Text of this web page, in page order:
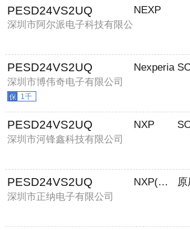
PESD24VS2UQ
深圳市阿尔派电子科技有限公
NEXP
PESD24VS2UQ
深圳市博伟奇电子有限公司
1千
Nexperia
PESD24VS2UQ
深圳市河锋鑫科技有限公司
NXP
PESD24VS2UQ
深圳市正纳电子有限公司
NXP(恩智浦)